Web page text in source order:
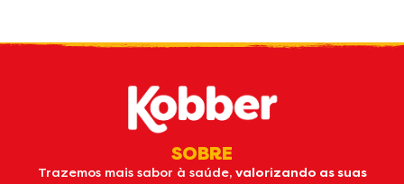
SOBRE
Trazemos mais sabor à saúde, valorizando as suas